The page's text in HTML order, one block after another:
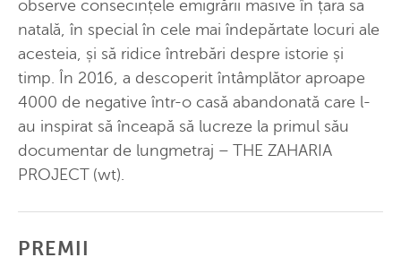
observe consecințele emigrării masive în țara sa
natală, în special în cele mai îndepărtate locuri ale
acesteia, și să ridice întrebări despre istorie și
timp. În 2016, a descoperit întâmplător aproape
4000 de negative într-o casă abandonată care l-
au inspirat să înceapă să lucreze la primul său
documentar de lungmetraj – THE ZAHARIA
PROJECT (wt).
PREMII